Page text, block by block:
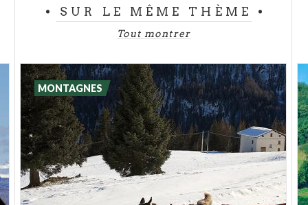
la piste depatinage sur glacedeCaspoggio, dans
le centre du village.
SUR LE MÊME THÈME
Tout montrer
MONTAGNES